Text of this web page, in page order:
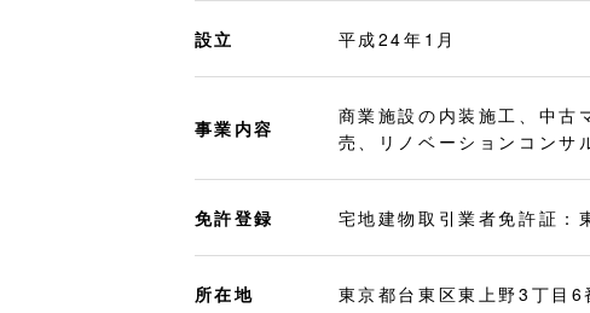
設立 平成24年1月
事業内容
商業施設の内装施工、中古
売、リノベーションコンサ
免許登録 宅地建物取引業者免許証
所在地 東京都台東区東上野3丁目